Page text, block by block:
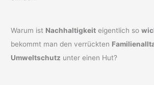
Warum ist Nachhaltigkeit eigentlich so
bekommt man den verrückten
Umweltschutz unter einen Hut?